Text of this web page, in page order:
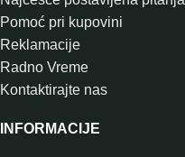
Pomoć pri kupovini
Reklamacije
Radno Vreme
Kontaktirajte nas
INFORMACIJE